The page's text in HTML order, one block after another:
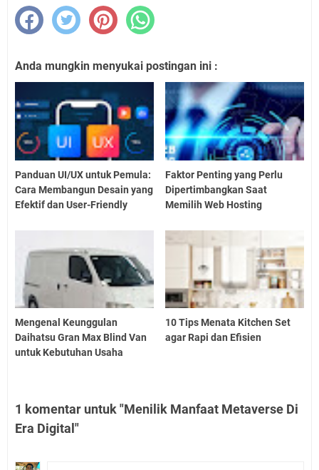
Anda mungkin menyukai postingan ini :
Panduan UI/UX untuk Pemula:
Cara Membangun Desain yang
Efektif dan User-Friendly
Faktor Penting yang Perlu
Dipertimbangkan Saat
Memilih Web Hosting
Mengenal Keunggulan
Daihatsu Gran Max Blind Van
untuk Kebutuhan Usaha
10 Tips Menata Kitchen Set
agar Rapi dan Efisien
1 komentar untuk "Menilik Manfaat Metaverse Di
Era Digital"